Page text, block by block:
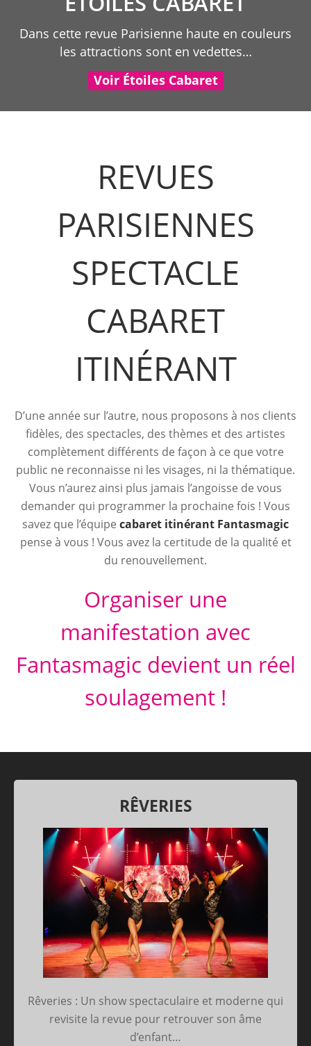
Dans cette revue Parisienne haute en couleurs
les attractions sont en vedettes…
Voir Étoiles Cabaret
REVUES
PARISIENNES
SPECTACLE
CABARET
ITINÉRANT
D’une année sur l’autre, nous proposons à nos clients
fidèles, des spectacles, des thèmes et des artistes
complètement différents de façon à ce que votre
public ne reconnaisse ni les visages, ni la thématique.
Vous n’aurez ainsi plus jamais l’angoisse de vous
demander qui programmer la prochaine fois ! Vous
savez que l’équipe cabaret itinérant Fantasmagic
pense à vous ! Vous avez la certitude de la qualité et
du renouvellement.
Organiser une
manifestation avec
Fantasmagic devient un réel
soulagement !
RÊVERIES
Rêveries : Un show spectaculaire et moderne qui
revisite la revue pour retrouver son âme
d’enfant…